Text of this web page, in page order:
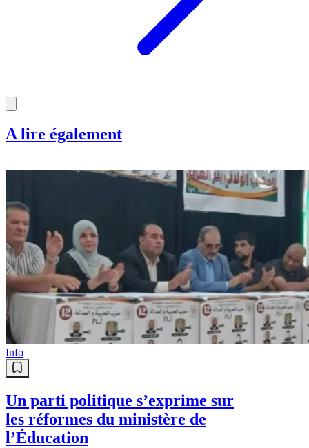
A lire également
Info
Un parti politique s’exprime sur
les réformes du ministère de
l’Éducation